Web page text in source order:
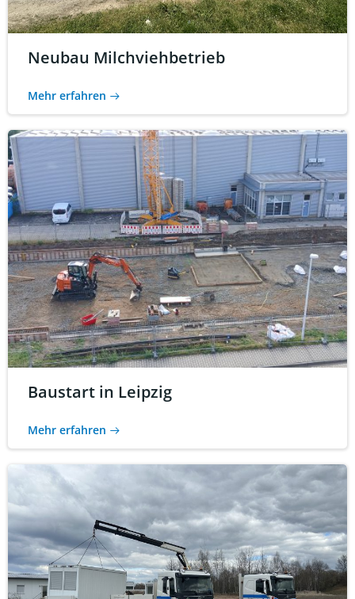
Neubau Milchviehbetrieb
Mehr erfahren
Baustart in Leipzig
Mehr erfahren